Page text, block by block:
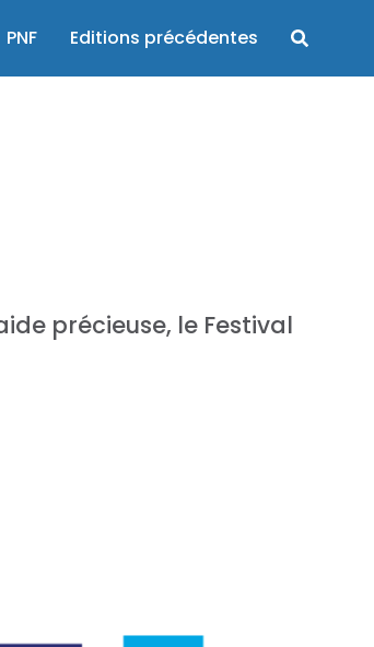
PNF Editions précédentes
précieuse, le Festival